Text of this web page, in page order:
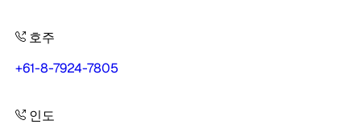
호주
+61-8-7924-7805
인도